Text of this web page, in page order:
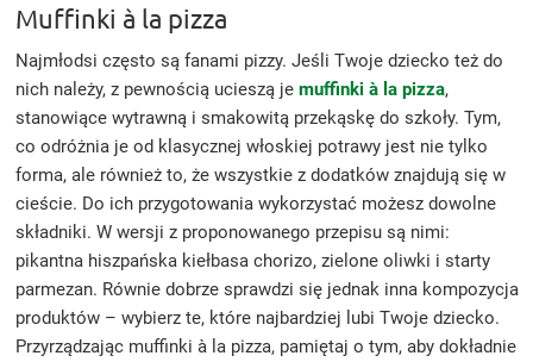
Muffinki à la pizza
Najmłodsi często są fanami pizzy. Jeśli Twoje dziecko też do
nich należy, z pewnością ucieszą je muffinki à la pizza,
stanowiące wytrawną i smakowitą przekąskę do szkoły. Tym,
co odróżnia je od klasycznej włoskiej potrawy jest nie tylko
forma, ale również to, że wszystkie z dodatków znajdują się w
cieście. Do ich przygotowania wykorzystać możesz dowolne
składniki. W wersji z proponowanego przepisu są nimi:
pikantna hiszpańska kiełbasa chorizo, zielone oliwki i starty
parmezan. Równie dobrze sprawdzi się jednak inna kompozycja
produktów – wybierz te, które najbardziej lubi Twoje dziecko.
Przyrządzając muffinki à la pizza, pamiętaj o tym, aby dokładnie